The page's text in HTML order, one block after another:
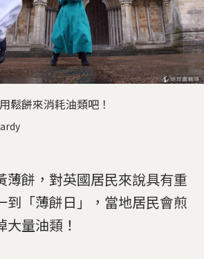
鬆餅來消耗油類吧！
薄餅，對英國居民來說具有重
到「薄餅日」，當地居民會煎
量油類！